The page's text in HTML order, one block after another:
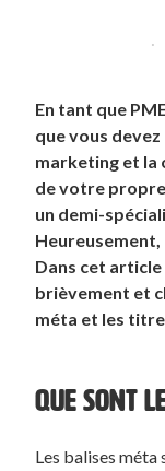
·
En tant que
que vous
marketing et la
de votre
un demi-
Heureusement,
Dans cet
brièvement et
méta et les
QUE SONT
Les balises méta